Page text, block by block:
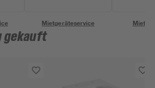
Mietgeräteservice
gekauft